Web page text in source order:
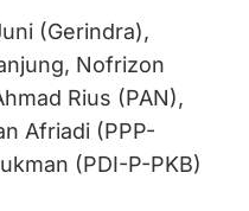
(Gerindra),
Nofrizon
Rius (PAN),
Afriadi (PPP-
(PDI-P-PKB)